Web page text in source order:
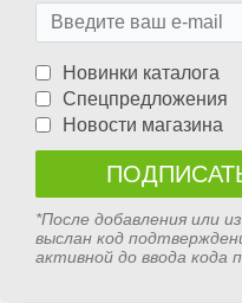
Новинки каталога
Спецпредложения
Новости магазина
*После добавления или
выслан код
активной до ввода кода